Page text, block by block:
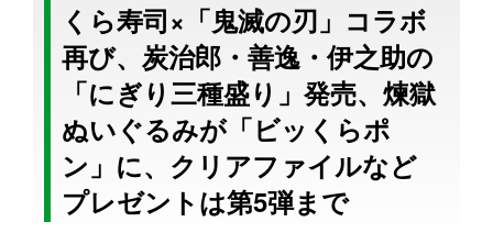
くら寿司×「鬼滅の刃」コラボ
再び、炭治郎・善逸・伊之助の
「にぎり三種盛り」発売、煉獄
ぬいぐるみが「ビッくらポ
ン」に、クリアファイルなど
プレゼントは第5弾まで